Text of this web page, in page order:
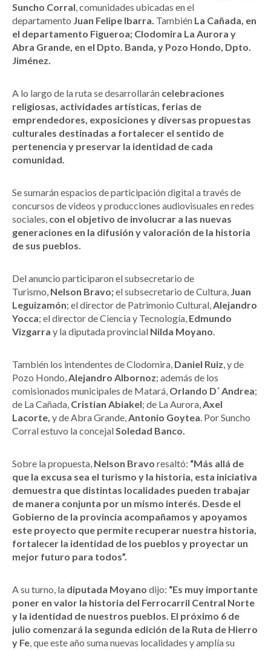
Suncho Corral , comunidades ubicadas en el
departamento Juan Felipe Ibarra. También La Cañada, en
el departamento Figueroa; Clodomira La Aurora y
Abra Grande, en el Dpto. Banda, y Pozo Hondo, Dpto.
Jiménez.
A lo largo de la ruta se desarrollarán celebraciones
religiosas, actividades artísticas, ferias de
emprendedores, exposiciones y diversas propuestas
culturales destinadas a fortalecer el sentido de
pertenencia y preservar la identidad de cada
comunidad.
Se sumarán espacios de participación digital a través de
concursos de videos y producciones audiovisuales en redes
sociales, con el objetivo de involucrar a las nuevas
generaciones en la difusión y valoración de la historia
de sus pueblos.
Del anuncio participaron el subsecretario de
Turismo, Nelson Bravo;el subsecretario de Cultura, Juan
Leguizamón; el director de Patrimonio Cultural, Alejandro
Yocca; el director de Ciencia y Tecnología, Edmundo
Vizgarra y la diputada provincial Nilda Moyano
También los intendentes de Clodomira, Daniel Ruiz , y de
Pozo Hondo, Alejandro Albornoz; además de los
comisionados municipales de Matará, Orlando D´ Andrea;
de La Cañada, Cristian Abiakel; de La Aurora, Axel
Lacorte, y de Abra Grande, Antonio Goytea . Por Suncho
Corral estuvo la concejal Soledad Banco.
Sobre la propuesta, Nelson Bravo resaltó: “Más allá de
que la excusa sea el turismo y la historia, esta iniciativa
demuestra que distintas localidades pueden trabajar
de manera conjunta por un mismo interés. Desde el
Gobierno de la provincia acompañamos y apoyamos
este proyecto que permite recuperar nuestra historia,
fortalecer la identidad de los pueblos y proyectar un
mejor futuro para todos”.
A su turno, la diputada Moyano dijo: “Es muy importante
poner en valor la historia del Ferrocarril Central Norte
y la identidad de nuestros pueblos. El próximo 6 de
julio comenzará la segunda edición de la Ruta de Hierro
y Fe , que este año suma nuevas localidades y amplía su